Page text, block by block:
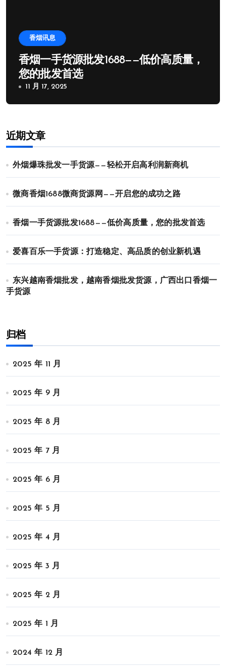
香烟讯息
香烟一手货源批发1688——低价高质量，
您的批发首选
11 月 17, 2025
近期文章
外烟爆珠批发一手货源——轻松开启高利润新商机
微商香烟1688微商货源网——开启您的成功之路
香烟一手货源批发1688——低价高质量，您的批发首选
爱喜百乐一手货源：打造稳定、高品质的创业新机遇
东兴越南香烟批发，越南香烟批发货源，广西出口香烟一
手货源
归档
2025 年 11 月
2025 年 9 月
2025 年 8 月
2025 年 7 月
2025 年 6 月
2025 年 5 月
2025 年 4 月
2025 年 3 月
2025 年 2 月
2025 年 1 月
2024 年 12 月